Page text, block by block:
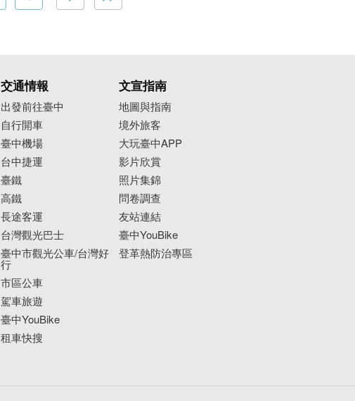
交通情報
出發前往臺中
自行開車
臺中機場
台中捷運
臺鐵
高鐵
長途客運
台灣觀光巴士
臺中市觀光公車/台灣好
行
市區公車
駕車旅遊
臺中YouBike
租車快搜
文宣指南
地圖與指南
境外旅客
大玩臺中APP
影片欣賞
照片集錦
問卷調查
友站連結
臺中YouBike
登革熱防治專區